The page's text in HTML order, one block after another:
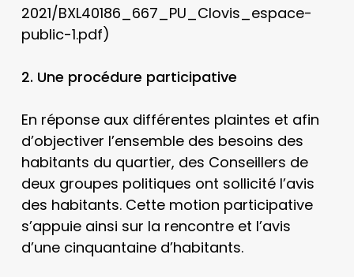
2021/BXL40186_667_PU_Clovis_espace-
public-1.pdf)
2. Une procédure participative
En réponse aux différentes plaintes et afin
d’objectiver l’ensemble des besoins des
habitants du quartier, des Conseillers de
deux groupes politiques ont sollicité l’avis
des habitants. Cette motion participative
s’appuie ainsi sur la rencontre et l’avis
d’une cinquantaine d’habitants.